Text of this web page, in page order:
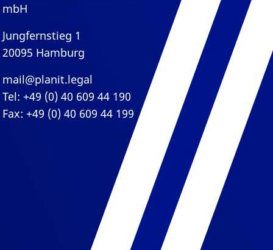
mbH
Jungfernstieg 1
20095 Hamburg
mail@planit.legal
Tel: +49 (0) 40 609 44 190
Fax: +49 (0) 40 609 44 199